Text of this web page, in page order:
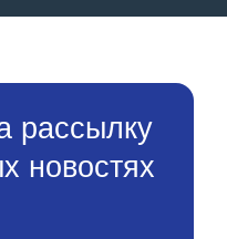
рассылку
новостях